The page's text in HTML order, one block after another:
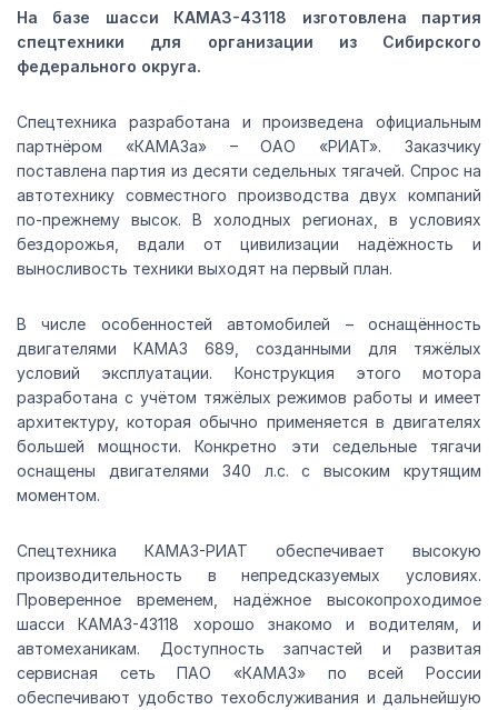
На базе шасси КАМАЗ-43118 изготовлена партия
спецтехники для организации из Сибирского
федерального округа.
Спецтехника разработана и произведена официальным
партнёром «КАМАЗа» – ОАО «РИАТ». Заказчику
поставлена партия из десяти седельных тягачей. Спрос на
автотехнику совместного производства двух компаний
по-прежнему высок. В холодных регионах, в условиях
бездорожья, вдали от цивилизации надёжность и
выносливость техники выходят на первый план.
В числе особенностей автомобилей – оснащённость
двигателями КАМАЗ 689, созданными для тяжёлых
условий эксплуатации. Конструкция этого мотора
разработана с учётом тяжёлых режимов работы и имеет
архитектуру, которая обычно применяется в двигателях
большей мощности. Конкретно эти седельные тягачи
оснащены двигателями 340 л.с. с высоким крутящим
моментом.
Спецтехника КАМАЗ-РИАТ обеспечивает высокую
производительность в непредсказуемых условиях.
Проверенное временем, надёжное высокопроходимое
шасси КАМАЗ-43118 хорошо знакомо и водителям, и
автомеханикам. Доступность запчастей и развитая
сервисная сеть ПАО «КАМАЗ» по всей России
обеспечивают удобство техобслуживания и дальнейшую